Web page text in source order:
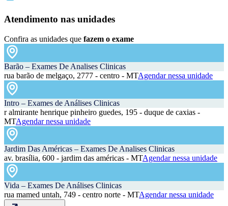
Atendimento nas unidades
Confira as unidades que fazem o exame
Barão – Exames De Analises Clinicas
rua barão de melgaço, 2777 - centro - MTAgendar nessa unidade
Intro – Exames de Análises Clinicas
r almirante henrique pinheiro guedes, 195 - duque de caxias -
MTAgendar nessa unidade
Jardim Das Américas – Exames De Analises Clinicas
av. brasília, 600 - jardim das américas - MTAgendar nessa unidade
Vida – Exames De Análises Clinicas
rua mamed untah, 749 - centro norte - MTAgendar nessa unidade